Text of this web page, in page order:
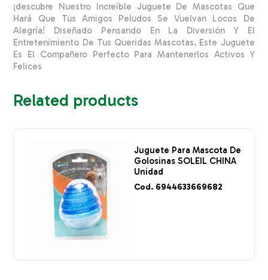
¡descubre Nuestro Increíble Juguete De Mascotas Que
Hará Que Tus Amigos Peludos Se Vuelvan Locos De
Alegría! Diseñado Pensando En La Diversión Y El
Entretenimiento De Tus Queridas Mascotas, Este Juguete
Es El Compañero Perfecto Para Mantenerlos Activos Y
Felices
Related products
Juguete Para Mascota De
Golosinas SOLEIL CHINA
Unidad
Cod. 6944633669682